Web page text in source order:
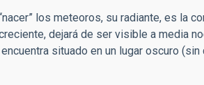
los meteoros, su radiante, es la
dejará de ser visible a media
situado en un lugar oscuro